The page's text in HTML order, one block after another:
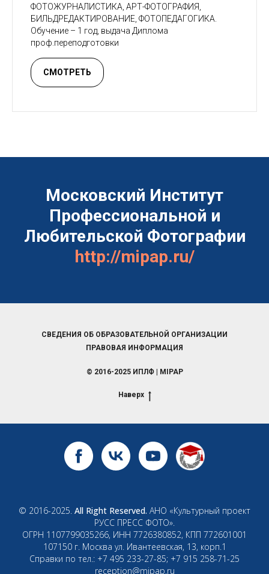
ФОТОЖУРНАЛИСТИКА, АРТ-ФОТОГРАФИЯ,
БИЛЬДРЕДАКТИРОВАНИЕ, ФОТОПЕДАГОГИКА.
Обучение – 1 год, выдача Диплома
проф.переподготовки
СМОТРЕТЬ
Московский Институт
Профессиональной и
Любительской Фотографии
http://mipap.ru/
СВЕДЕНИЯ ОБ ОБРАЗОВАТЕЛЬНОЙ ОРГАНИЗАЦИИ
ПРАВОВАЯ ИНФОРМАЦИЯ
© 2016-2025 ИПЛФ | MIPAP
Наверх
© 2016-2025. All Right Reserved. АНО «Культурный проект
РУСС ПРЕСС ФОТО».
ОГРН 1107799035266, ИНН 7726380852, КПП 772601001
107150 г. Москва ул. Ивантеевская, 13, корп.1
Справки по тел.: +7 495 233-27-85; +7 915 258-71-25
reception@mipap.ru